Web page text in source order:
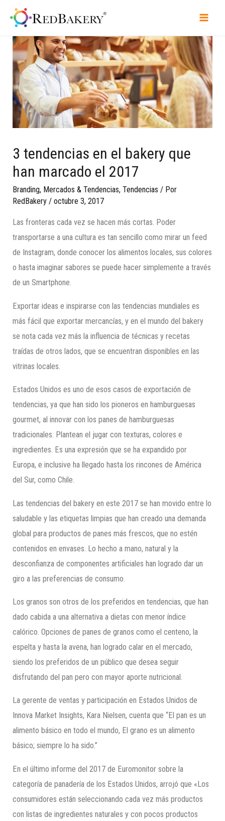
3 tendencias en el bakery que
han marcado el 2017
Branding, Mercados & Tendencias,Tendencias / Por
RedBakery /octubre 3, 2017
Las fronteras cada vez se hacen más cortas. Poder
transportarse a una cultura es tan sencillo como mirar un feed
de Instagram, donde conocer los alimentos locales, sus colores
o hasta imaginar sabores se puede hacer simplemente a través
de un Smartphone.
Exportar ideas e inspirarse con las tendencias mundiales es
más fácil que exportar mercancías, y en el mundo del bakery
se nota cada vez más la influencia de técnicas y recetas
traídas de otros lados, que se encuentran disponibles en las
vitrinas locales.
Estados Unidos es uno de esos casos de exportación de
tendencias, ya que han sido los pioneros en hamburguesas
gourmet, al innovar con los panes de hamburguesas
tradicionales. Plantean el jugar con texturas, colores e
ingredientes. Es una expresión que se ha expandido por
Europa, e inclusive ha llegado hasta los rincones de América
del Sur, como Chile.
Las tendencias del bakery en este 2017 se han movido entre lo
saludable y las etiquetas limpias que han creado una demanda
global para productos de panes más frescos, que no estén
contenidos en envases. Lo hecho a mano, natural y la
desconfianza de componentes artificiales han logrado dar un
giro a las preferencias de consumo.
Los granos son otros de los preferidos en tendencias, que han
dado cabida a una alternativa a dietas con menor índice
calórico. Opciones de panes de granos como el centeno, la
espelta y hasta la avena, han logrado calar en el mercado,
siendo los preferidos de un público que desea seguir
disfrutando del pan pero con mayor aporte nutricional.
La gerente de ventas y participación en Estados Unidos de
Innova Market Insights, Kara Nielsen, cuenta que “El pan es un
alimento básico en todo el mundo, El grano es un alimento
básico; siempre lo ha sido.”
En el último informe del 2017 de Euromonitor sobre la
categoría de panadería de los Estados Unidos, arrojó que «Los
consumidores están seleccionando cada vez más productos
con listas de ingredientes naturales y con pocos productos